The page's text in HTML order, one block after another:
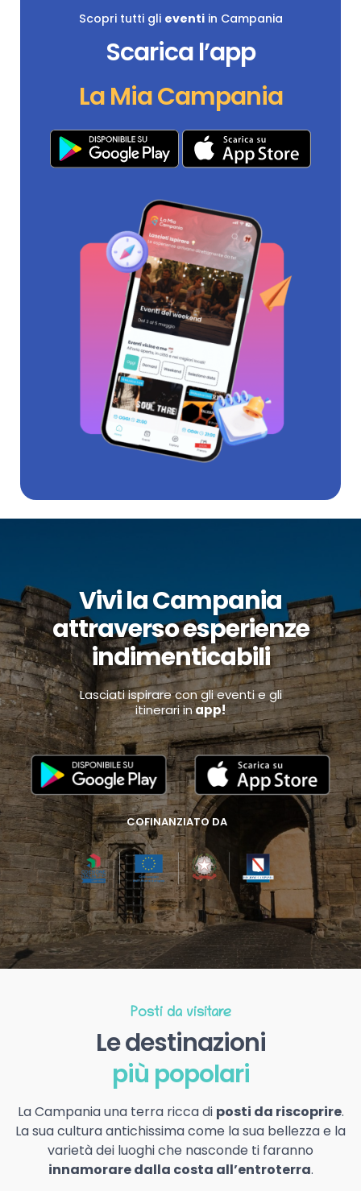
Scopri tutti gli eventiin Campania
Scarica l’app
La Mia Campania
Vivi la Campania
attraverso esperienze
indimenticabili
Lasciati ispirare con gli eventi e gli
itinerari inapp!
COFINANZIATO DA
Posti da visitare
Le destinazioni
più popolari
La Campania una terra ricca di posti da riscoprire.
La sua cultura antichissima come la sua bellezza e la
varietà dei luoghi che nasconde ti faranno
innamorare dalla costa all’entroterra.